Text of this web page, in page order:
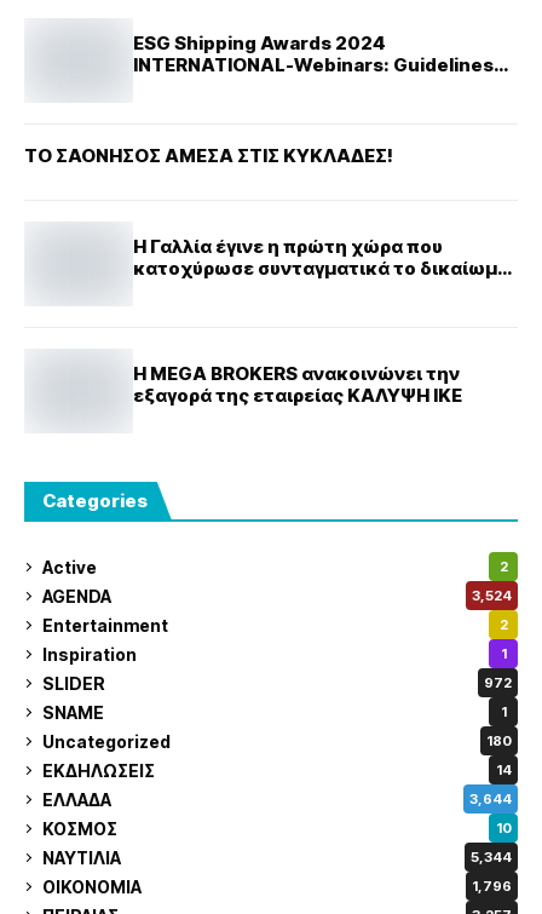
ESG Shipping Awards 2024
INTERNATIONAL-Webinars: Guidelines
ΤΟ ΣΑΟΝΗΣΟΣ ΑΜΕΣΑ ΣΤΙΣ ΚΥΚΛΑΔΕΣ!
Η Γαλλία έγινε η πρώτη χώρα που
κατοχύρωσε συνταγματικά το δικαίωμα
Η MEGA BROKERS ανακοινώνει την
εξαγορά της εταιρείας ΚΑΛΥΨΗ ΙΚΕ
Categories
Active 2
AGENDA 3,524
Entertainment 2
Inspiration 1
SLIDER 972
SNAME 1
Uncategorized 180
ΕΚΔΗΛΩΣΕΙΣ 14
ΕΛΛΑΔΑ 3,644
ΚΟΣΜΟΣ 10
ΝΑΥΤΙΛΙΑ 5,344
ΟΙΚΟΝΟΜΙΑ 1,796